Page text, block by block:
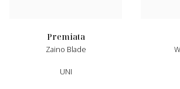
premiata
Zaino Blade
UNI